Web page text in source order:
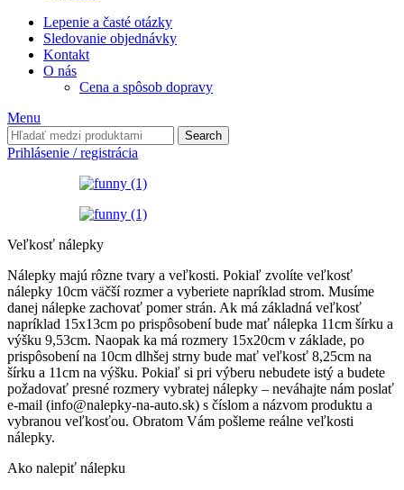
Lepenie a časté otázky
Sledovanie objednávky
Kontakt
O nás
Cena a spôsob dopravy
Menu
Search
Prihlásenie / registrácia
Veľkosť nálepky
Nálepky majú rôzne tvary a veľkosti. Pokiaľ zvolíte veľkosť
nálepky 10cm väčší rozmer a vyberiete napríklad strom. Musíme
danej nálepke zachovať pomer strán. Ak má základná veľkosť
napríklad 15x13cm po prispôsobení bude mať nálepka 11cm šírku a
výšku 9,53cm. Naopak ka má rozmery 15x20cm v základe, po
prispôsobení na 10cm dlhšej strny bude mať veľkosť 8,25cm na
šírku a 11cm na výšku. Pokiaľ si pri výberu nebudete istý a budete
požadovať presné rozmery vybratej nálepky – neváhajte nám poslať
e-mail (info@nalepky-na-auto.sk) s číslom a názvom produktu a
vybranou veľkosťou. Obratom Vám pošleme reálne veľkosti
nálepky.
Ako nalepiť nálepku